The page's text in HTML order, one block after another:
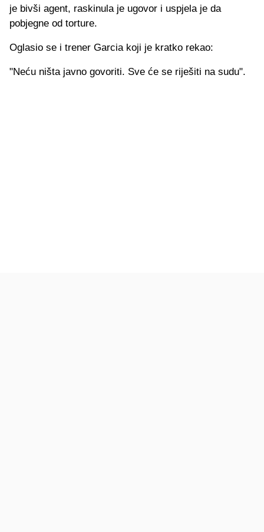
je bivši agent, raskinula je ugovor i uspjela je da
pobjegne od torture.
Oglasio se i trener Garcia koji je kratko rekao:
"Neću ništa javno govoriti. Sve će se riješiti na sudu".